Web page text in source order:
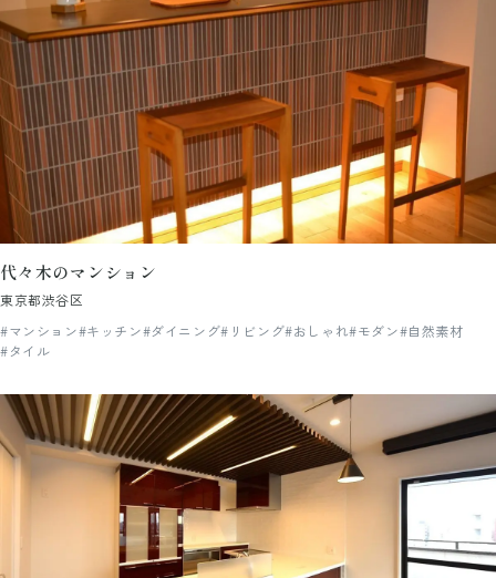
代々木のマンション
東京都渋谷区
#マンション#キッチン#ダイニング#リビング#おしゃれ#モダン#自然素材
#タイル